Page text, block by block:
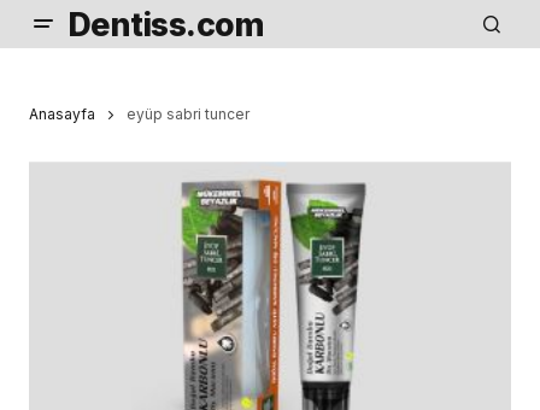
Dentiss.com
Anasayfa eyüp sabri tuncer